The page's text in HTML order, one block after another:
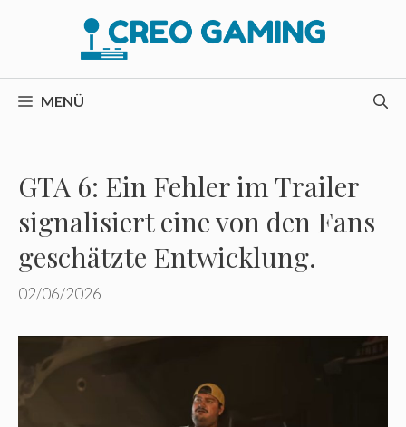
MENÜ
GTA 6: Ein Fehler im Trailer
signalisiert eine von den Fans
geschätzte Entwicklung.
02/06/2026